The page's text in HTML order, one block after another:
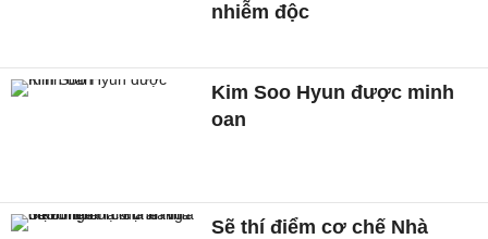
nhiễm độc
Kim Soo Hyun được minh
oan
Sẽ thí điểm cơ chế Nhà